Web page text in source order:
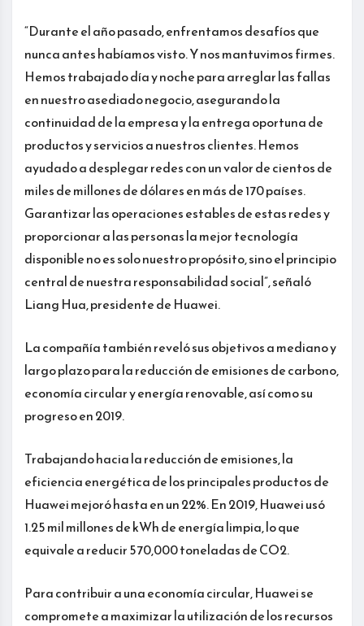
“Durante el año pasado, enfrentamos desafíos que
nunca antes habíamos visto. Y nos mantuvimos firmes.
Hemos trabajado día y noche para arreglar las fallas
en nuestro asediado negocio, asegurando la
continuidad de la empresa y la entrega oportuna de
productos y servicios a nuestros clientes. Hemos
ayudado a desplegar redes con un valor de cientos de
miles de millones de dólares en más de 170 países.
Garantizar las operaciones estables de estas redes y
proporcionar a las personas la mejor tecnología
disponible no es solo nuestro propósito, sino el principio
central de nuestra responsabilidad social”, señaló
Liang Hua, presidente de Huawei.
La compañía también reveló sus objetivos a mediano y
largo plazo para la reducción de emisiones de carbono,
economía circular y energía renovable, así como su
progreso en 2019.
Trabajando hacia la reducción de emisiones, la
eficiencia energética de los principales productos de
Huawei mejoró hasta en un 22%. En 2019, Huawei usó
1.25 mil millones de kWh de energía limpia, lo que
equivale a reducir 570,000 toneladas de CO2.
Para contribuir a una economía circular, Huawei se
compromete a maximizar la utilización de los recursos